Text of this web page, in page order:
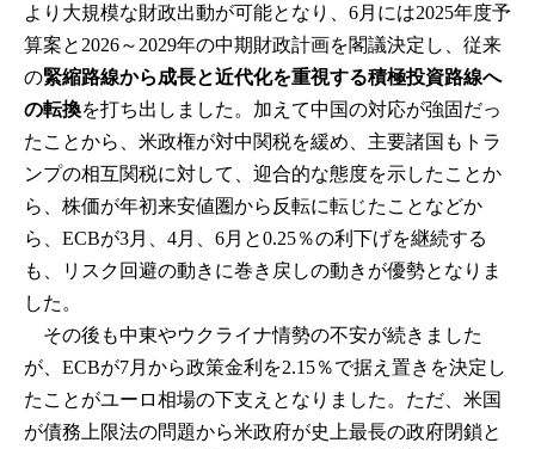
より大規模な財政出動が可能となり、6月には2025年度予
算案と2026～2029年の中期財政計画を閣議決定し、従来
の緊縮路線から成長と近代化を重視する積極投資路線へ
の転換を打ち出しました。加えて中国の対応が強固だっ
たことから、米政権が対中関税を緩め、主要諸国もトラ
ンプの相互関税に対して、迎合的な態度を示したことか
ら、株価が年初来安値圏から反転に転じたことなどか
ら、ECBが3月、4月、6月と0.25％の利下げを継続する
も、リスク回避の動きに巻き戻しの動きが優勢となりま
した。
その後も中東やウクライナ情勢の不安が続きました
が、ECBが7月から政策金利を2.15％で据え置きを決定し
たことがユーロ相場の下支えとなりました。ただ、米国
が債務上限法の問題から米政府が史上最長の政府閉鎖と